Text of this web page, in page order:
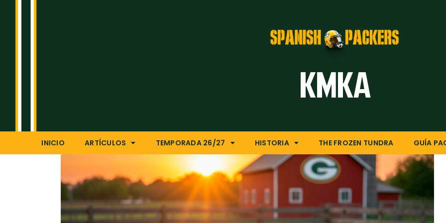
KMKA
INICIO ARTÍCULOS TEMPORADA 26/27 HISTORIA THE FROZEN TUNDRA GUÍA
Temporada 26/27
The Frozen Tundra